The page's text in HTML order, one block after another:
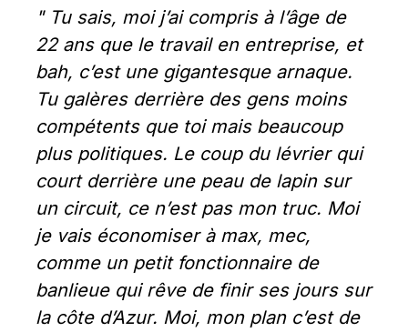
" Tu sais, moi j’ai compris à l’âge de
22 ans que le travail en entreprise, et
bah, c’est une gigantesque arnaque.
Tu galères derrière des gens moins
compétents que toi mais beaucoup
plus politiques. Le coup du lévrier qui
court derrière une peau de lapin sur
un circuit, ce n’est pas mon truc. Moi
je vais économiser à max, mec,
comme un petit fonctionnaire de
banlieue qui rêve de finir ses jours sur
la côte d’Azur. Moi, mon plan c’est de